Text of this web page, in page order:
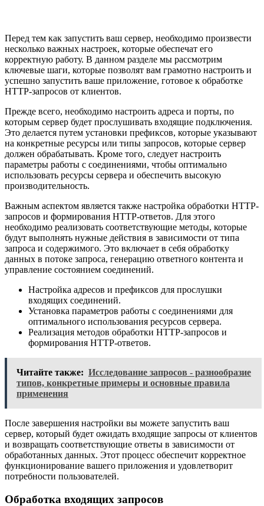
Перед тем как запустить ваш сервер, необходимо произвести
несколько важных настроек, которые обеспечат его
корректную работу. В данном разделе мы рассмотрим
ключевые шаги, которые позволят вам грамотно настроить и
успешно запустить ваше приложение, готовое к обработке
HTTP-запросов от клиентов.
Прежде всего, необходимо настроить адреса и порты, по
которым сервер будет прослушивать входящие подключения.
Это делается путем установки префиксов, которые указывают
на конкретные ресурсы или типы запросов, которые сервер
должен обрабатывать. Кроме того, следует настроить
параметры работы с соединениями, чтобы оптимально
использовать ресурсы сервера и обеспечить высокую
производительность.
Важным аспектом является также настройка обработки HTTP-
запросов и формирования HTTP-ответов. Для этого
необходимо реализовать соответствующие методы, которые
будут выполнять нужные действия в зависимости от типа
запроса и содержимого. Это включает в себя обработку
данных в потоке запроса, генерацию ответного контента и
управление состоянием соединений.
Настройка адресов и префиксов для прослушки
входящих соединений.
Установка параметров работы с соединениями для
оптимального использования ресурсов сервера.
Реализация методов обработки HTTP-запросов и
формирования HTTP-ответов.
Читайте также: Исследование запросов - разнообразие
типов, конкретные примеры и основные правила
применения
После завершения настройки вы можете запустить ваш
сервер, который будет ожидать входящие запросы от клиентов
и возвращать соответствующие ответы в зависимости от
обработанных данных. Этот процесс обеспечит корректное
функционирование вашего приложения и удовлетворит
потребности пользователей.
Обработка входящих запросов